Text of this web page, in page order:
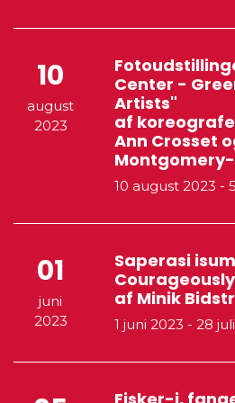
10
august
2023
Center -
Artists"
af
Ann Crosset
10 august 2023 -
01
juni
2023
Saperasi
af Minik
1 juni 2023 - 28